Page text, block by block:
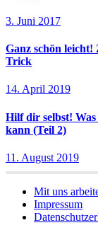
3. Juni 2017
Ganz schön
Trick
14. April 2019
Hilf dir selbst! Was
kann (Teil 2)
11. August 2019
Mit uns
Impressum